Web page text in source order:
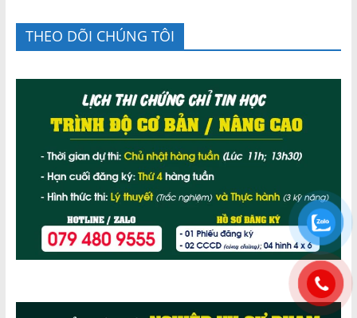
THEO DÕI CHÚNG TÔI